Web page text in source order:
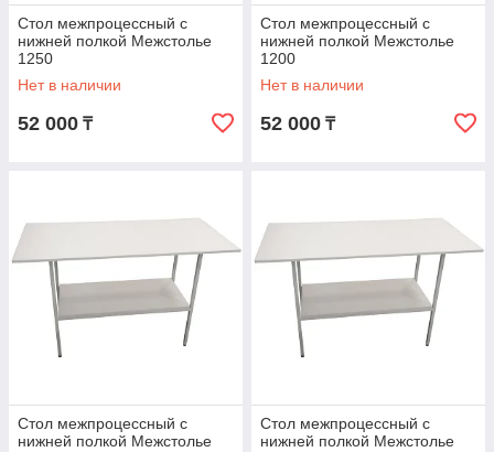
Стол межпроцессный с
нижней полкой Межстолье
1250
Нет в наличии
52 000 ₸
Стол межпроцессный с
нижней полкой Межстолье
1200
Нет в наличии
52 000 ₸
Стол межпроцессный с
нижней полкой Межстолье
Стол межпроцессный с
нижней полкой Межстолье